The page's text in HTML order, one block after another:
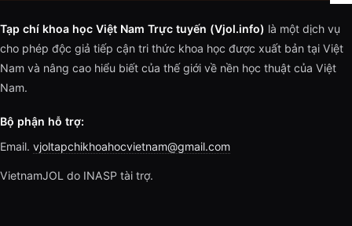
Tạp chí khoa học Việt Nam Trực tuyến (Vjol.info) là một dịch vụ
cho phép độc giả tiếp cận tri thức khoa học được xuất bản tại Việt
Nam và nâng cao hiểu biết của thế giới về nền học thuật của Việt
Nam.
Bộ phận hỗ trợ:
Email. vjoltapchikhoahocvietnam@gmail.com
VietnamJOL do INASP tài trợ.